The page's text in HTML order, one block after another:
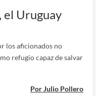
el Uruguay
los aficionados no
refugio capaz de salvar
Por Julio Pollero